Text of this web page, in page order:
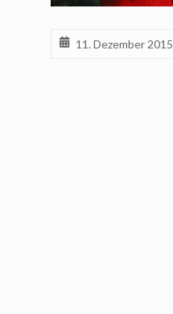
11. Dezember 2015